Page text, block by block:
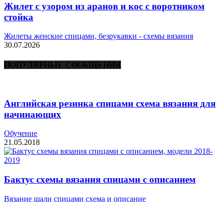
Жилет с узором из аранов и кос с воротником
стойка
Жилеты женские спицами, безрукавки - схемы вязания
30.07.2026
ПОПУЛЯРНЫЕ СООБЩЕНИЯ
Английская резинка спицами схема вязания для
начинающих
Обучение
21.05.2018
Бактус схемы вязания спицами с описанием
Вязание шали спицами схема и описание